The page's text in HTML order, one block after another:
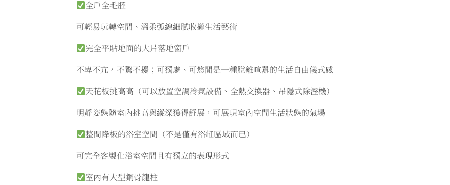
全戶全毛胚
可輕易玩轉空間、溫柔弧線細膩收攏生活藝術
完全平貼地面的大片落地窗戶
不卑不亢，不驚不擾；可獨處、可悠閒是一種脫離喧囂的生活自由儀式感
天花板挑高高（可以放置空調冷氣設備、全熱交換器、吊隱式除溼機）
明靜姿態隨室內挑高與縱深獲得舒展，可展現室內空間生活狀態的氣場
整間降板的浴室空間（不是僅有浴缸區域而已）
可完全客製化浴室空間且有獨立的表現形式
室內有大型鋼骨龍柱